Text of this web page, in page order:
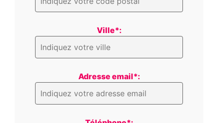
Ville*:
Adresse email*: